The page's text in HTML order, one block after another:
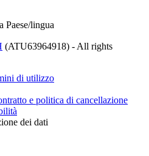
Paese/lingua
(ATU63964918) - All rights
di utilizzo
e politica di cancellazione
dei dati